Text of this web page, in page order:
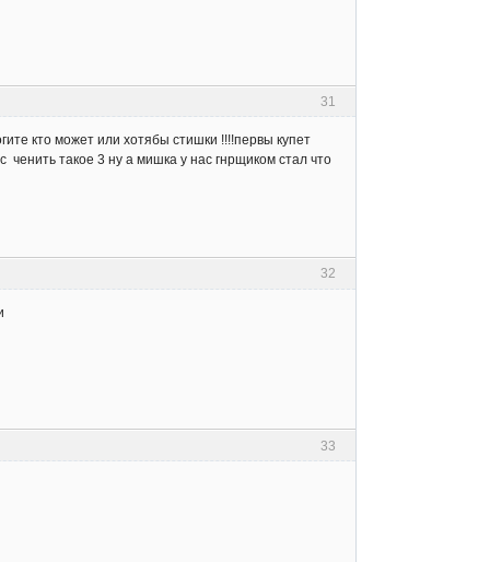
31
кто может или хотябы стишки !!!!первы купет
такое 3 ну а мишка у нас гнрщиком стал что
32
33